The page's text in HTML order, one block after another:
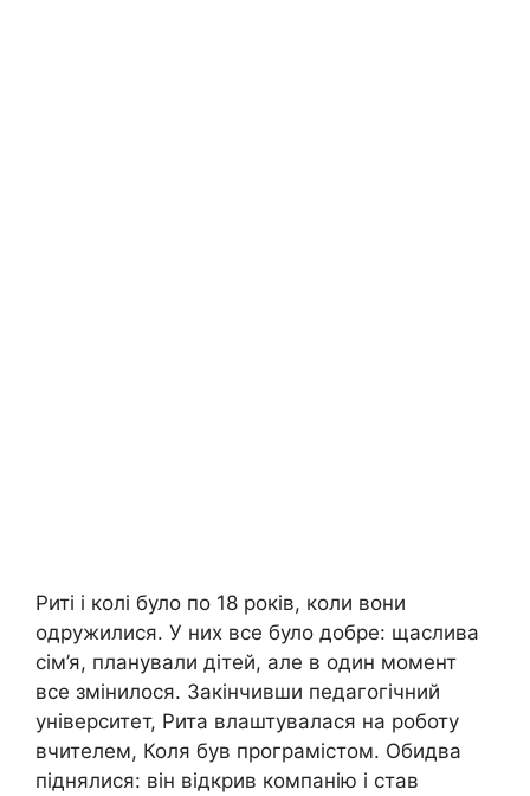
Риті і колі було по 18 років, коли вони
одружилися. У них все було добре: щаслива
сім’я, планували дітей, але в один момент
все змінилося. Закінчивши педагогічний
університет, Рита влаштувалася на роботу
вчителем, Коля був програмістом. Обидва
піднялися: він відкрив компанію і став